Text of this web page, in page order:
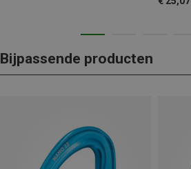
Bijpassende producten